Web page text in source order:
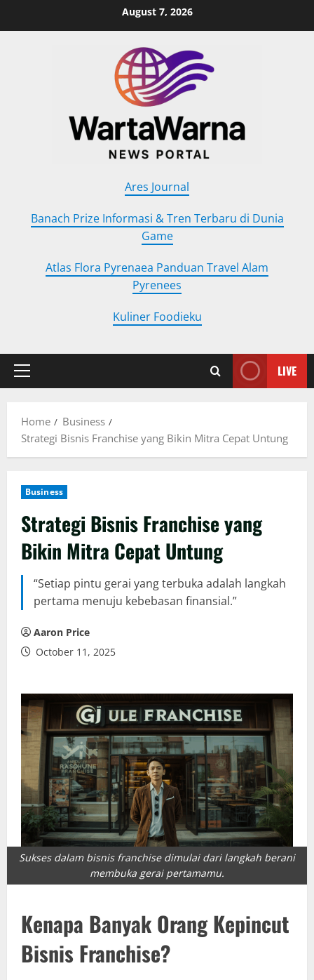
August 7, 2026
Ares Journal
Banach Prize Informasi & Tren Terbaru di Dunia
Game
Atlas Flora Pyrenaea Panduan Travel Alam
Pyrenees
Kuliner Foodieku
Primary
LIVE
Home
Business
Strategi Bisnis Franchise yang Bikin Mitra Cepat Untung
Business
Strategi Bisnis Franchise yang
Bikin Mitra Cepat Untung
“Setiap pintu gerai yang terbuka adalah langkah
pertama menuju kebebasan finansial.”
Aaron Price
October 11, 2025
Sukses dalam bisnis franchise dimulai dari langkah berani
membuka gerai pertamamu.
Kenapa Banyak Orang Kepincut
Bisnis Franchise?